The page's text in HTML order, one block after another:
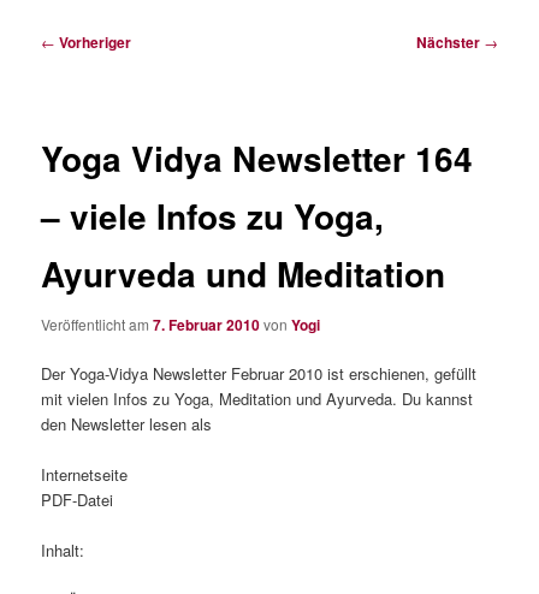
Beitragsnavigation
← Vorheriger Nächster →
Yoga Vidya Newsletter 164
– viele Infos zu Yoga,
Ayurveda und Meditation
Veröffentlicht am7. Februar 2010vonYogi
Der Yoga-Vidya Newsletter Februar 2010 ist erschienen, gefüllt
mit vielen Infos zu Yoga, Meditation und Ayurveda. Du kannst
den Newsletter lesen als
Internetseite
PDF-Datei
Inhalt: